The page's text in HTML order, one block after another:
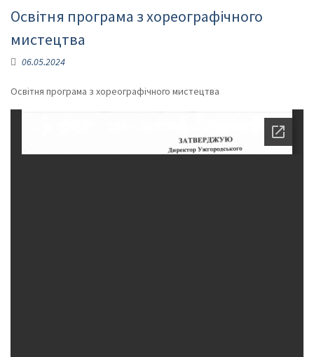
Освітня програма з хореографічного
мистецтва
06.05.2024
Освітня програма з хореографічного мистецтва